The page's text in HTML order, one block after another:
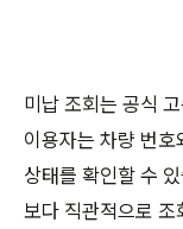
미납 조회는 공식
이용자는 차량 번
상태를 확인할 수
보다 직관적으로 조